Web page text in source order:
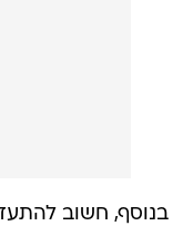
בנוסף, חשוב